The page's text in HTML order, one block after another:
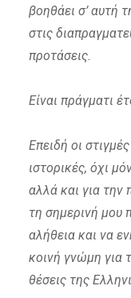
βοηθάει σ’ αυτή
στις
προτάσεις.
Είναι πράγματι
Επειδή οι
ιστορικές, όχι
αλλά και για
τη σημερινή
αλήθεια και να
κοινή γνώμη για
θέσεις της